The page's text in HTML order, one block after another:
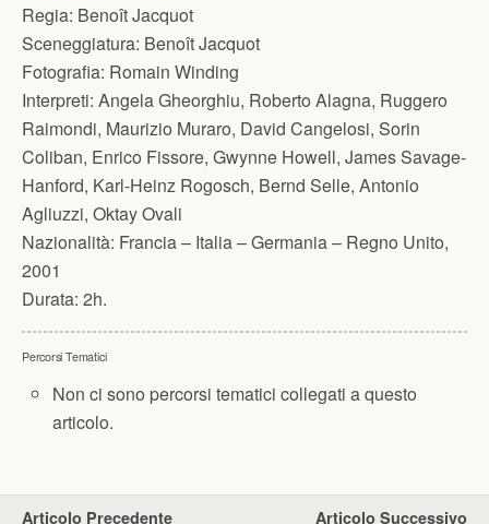
Regia: Benoît Jacquot
Sceneggiatura: Benoît Jacquot
Fotografia: Romain Winding
Interpreti: Angela Gheorghiu, Roberto Alagna, Ruggero
Raimondi, Maurizio Muraro, David Cangelosi, Sorin
Coliban, Enrico Fissore, Gwynne Howell, James Savage-
Hanford, Karl-Heinz Rogosch, Bernd Selle, Antonio
Agliuzzi, Oktay Ovali
Nazionalità: Francia – Italia – Germania – Regno Unito,
2001
Durata: 2h.
Percorsi Tematici
Non ci sono percorsi tematici collegati a questo
articolo.
Articolo Precedente Articolo Successivo